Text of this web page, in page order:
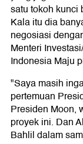
satu tokoh kunci
Kala itu dia
negosiasi
Menteri
Indonesia Maju
"Saya masih
pertemuan
Presiden Moon,
proyek ini. Dan
Bahlil dalam